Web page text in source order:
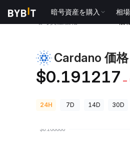
暗号資産を購入 相
Cardano 価格
$0.191217
24H 7D 14D 30D